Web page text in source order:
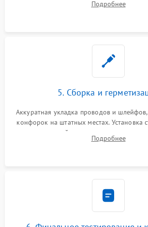
дорожек. Очистка контактов и замена
Подробнее
5. Сборка и
Аккуратная укладка проводов и
конфорок на штатных местах. Установка
проверкой равномерности зазоров.
термостойкого герметика или укладка
Подробнее